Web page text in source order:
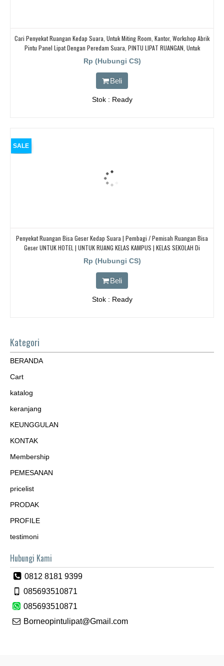
Cari Penyekat Ruangan Kedap Suara, Untuk Miting Room, Kantor, Workshop Abrik
Pintu Panel Lipat Dengan Peredam Suara, PINTU LIPAT RUANGAN, Untuk
Ballroom, HOTEL,
Rp (Hubungi CS)
Beli
Stok : Ready
SALE
Penyekat Ruangan Bisa Geser Kedap Suara | Pembagi / Pemisah Ruangan Bisa
Geser UNTUK HOTEL | UNTUK RUANG KELAS KAMPUS | KELAS SEKOLAH Di
BANDUNG, JAKARTA, BEKASI, TANGERANG
Rp (Hubungi CS)
Beli
Stok : Ready
Kategori
BERANDA
Cart
katalog
keranjang
KEUNGGULAN
KONTAK
Membership
PEMESANAN
pricelist
PRODAK
PROFILE
testimoni
Hubungi Kami
0812 8181 9399
085693510871
085693510871
Borneopintulipat@Gmail.com